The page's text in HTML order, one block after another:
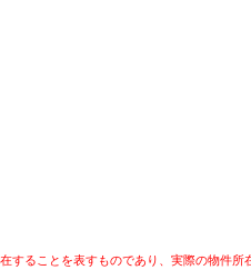
ることを表すものであり、実際の物件所